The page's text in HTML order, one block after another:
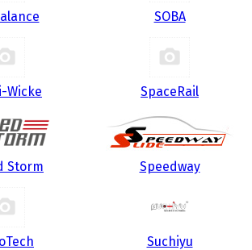
SOBA
Wicke SpaceRail
Storm Speedway
Suchiyu